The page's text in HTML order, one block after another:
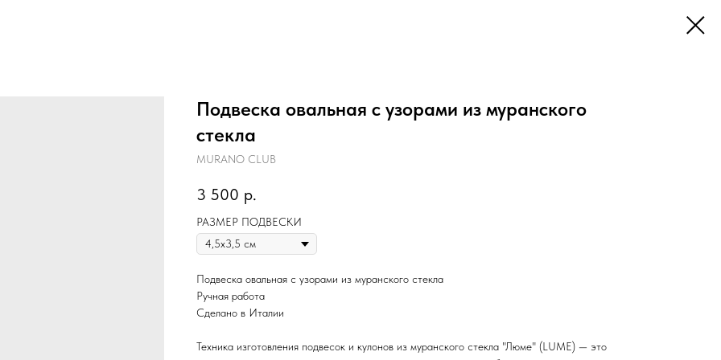
Подвеска овальная с узорами из муранского
стекла
MURANO CLUB
3 500 р.
РАЗМЕР ПОДВЕСКИ
Подвеска овальная с узорами из муранского стекла
Ручная работа
Сделано в Италии
Техника изготовления подвесок и кулонов из муранского стекла "Люме" (LUME) — это